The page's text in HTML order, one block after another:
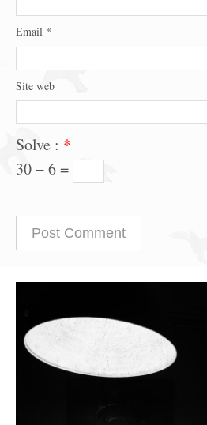
Email *
Site web
Solve : *
30 − 6 =